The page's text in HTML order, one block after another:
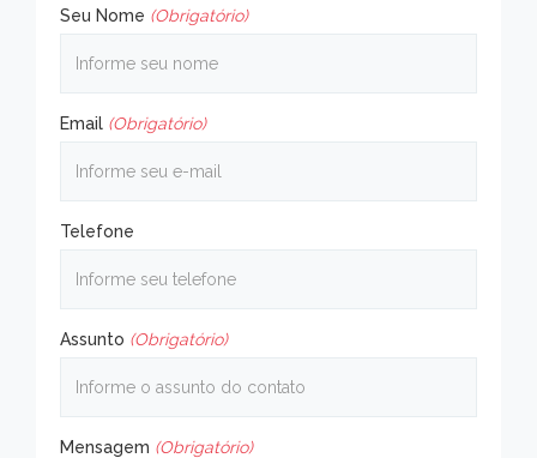
Seu Nome (Obrigatório)
Email (Obrigatório)
Telefone
Assunto (Obrigatório)
Mensagem (Obrigatório)